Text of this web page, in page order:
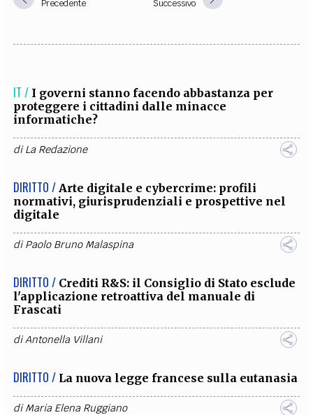
Precedente Successivo
IT / I governi stanno facendo abbastanza per
proteggere i cittadini dalle minacce
informatiche?
diLa Redazione
DIRITTO / Arte digitale e cybercrime: profili
normativi, giurisprudenziali e prospettive nel
digitale
diPaolo Bruno Malaspina
DIRITTO / Crediti R&S: il Consiglio di Stato esclude
l'applicazione retroattiva del manuale di
Frascati
diAntonella Villani
DIRITTO / La nuova legge francese sulla eutanasia
diMaria Elena Ruggiano